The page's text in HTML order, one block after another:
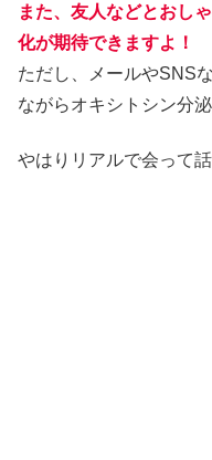
また、友人などとおし
化が期待できますよ！
ただし、メールやSNS
ながらオキシトシン分泌
やはりリアルで会って